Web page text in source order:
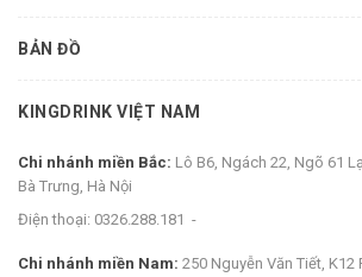
BẢN ĐỒ
KINGDRINK VIỆT NAM
Chi nhánh miền Bắc: Lô B6, Ngách 22, Ngõ 61
Bà Trưng, Hà Nội
Điện thoại: 0326.288.181 -
Chi nhánh miền Nam: 250 Nguyễn Văn Tiết, K12